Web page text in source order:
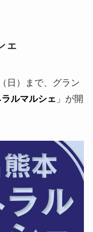
ェ
日）まで、グラン
ルマルシェ 」が開